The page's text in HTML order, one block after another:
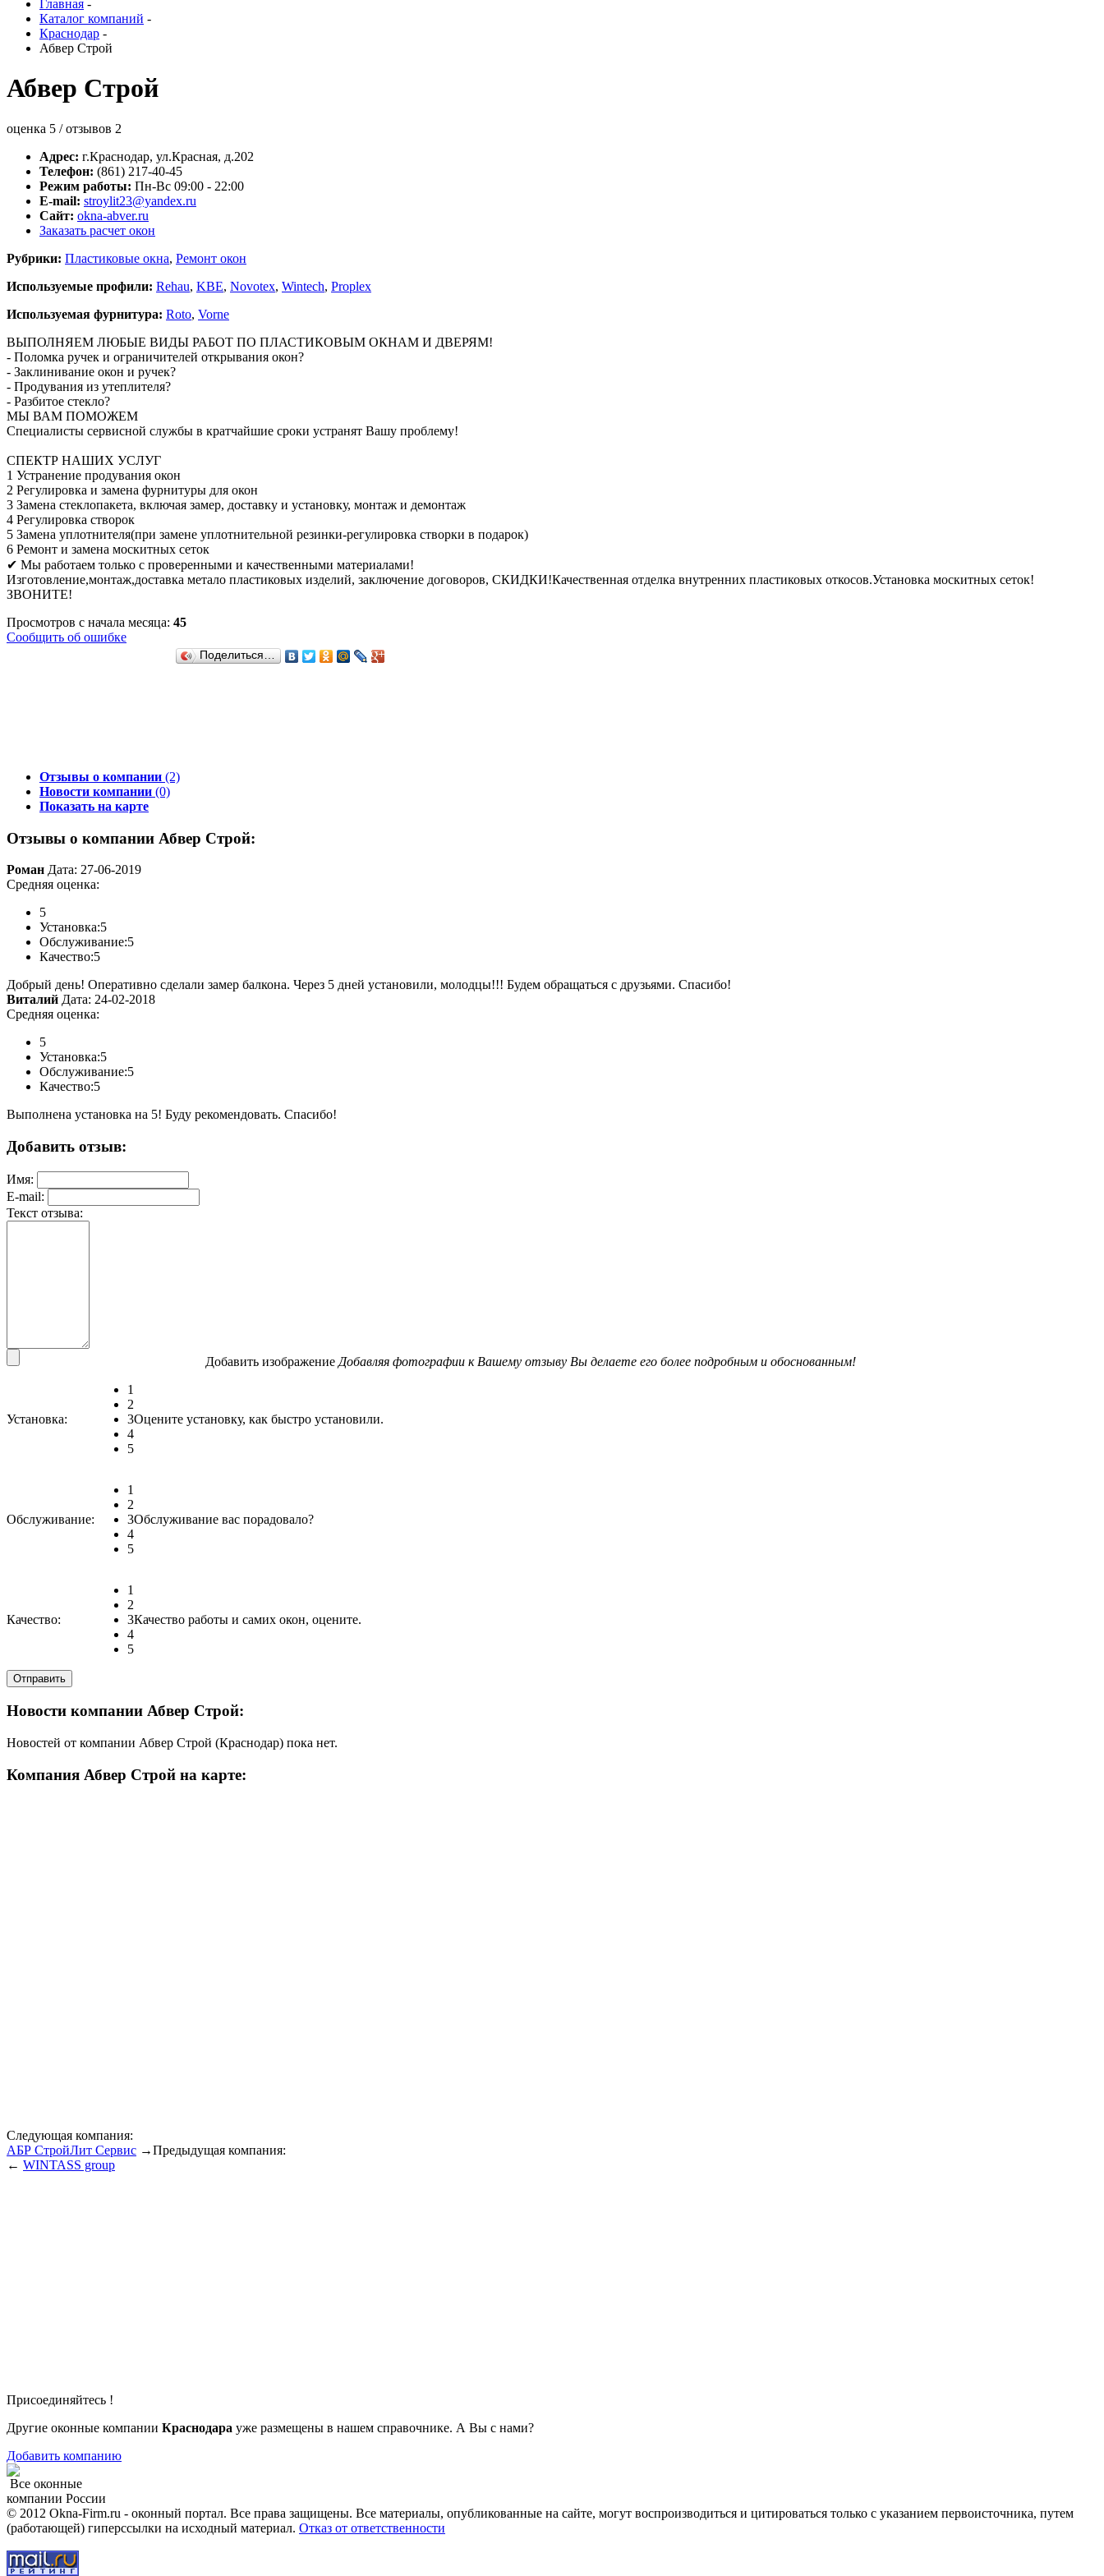
Главная -
Каталог компаний -
Краснодар -
Абвер Строй
Абвер Строй
оценка 5 / отзывов 2
Адрес: г.Краснодар, ул.Красная, д.202
Телефон: (861) 217-40-45
Режим работы: Пн-Вс 09:00 - 22:00
E-mail: stroylit23@yandex.ru
Сайт: okna-abver.ru
Заказать расчет окон
Рубрики: Пластиковые окна, Ремонт окон
Используемые профили: Rehau, KBE, Novotex, Wintech, Proplex
Используемая фурнитура: Roto, Vorne
ВЫПОЛНЯЕМ ЛЮБЫЕ ВИДЫ РАБОТ ПО ПЛАСТИКОВЫМ ОКНАМ И ДВЕРЯМ!
- Поломка ручек и ограничителей открывания окон?
- Заклинивание окон и ручек?
- Продувания из утеплителя?
- Разбитое стекло?
МЫ ВАМ ПОМОЖЕМ
Специалисты сервисной службы в кратчайшие сроки устранят Вашу проблему!
СПЕКТР НАШИХ УСЛУГ
1 Устранение продувания окон
2 Регулировка и замена фурнитуры для окон
3 Замена стеклопакета, включая замер, доставку и установку, монтаж и демонтаж
4 Регулировка створок
5 Замена уплотнителя(при замене уплотнительной резинки-регулировка створки в подарок)
6 Ремонт и замена москитных сеток
✔ Мы работаем только с проверенными и качественными материалами!
Изготовление,монтаж,доставка метало пластиковых изделий, заключение договоров, СКИДКИ!Качественная отделка внутренних пластиковых откосов.Установка москитных сеток!
ЗВОНИТЕ!
Просмотров с начала месяца: 45
Сообщить об ошибке
Поделиться…
Отзывы о компании (2)
Новости компании (0)
Показать на карте
Отзывы о компании Абвер Строй:
Роман Дата: 27-06-2019
Средняя оценка:
5
Установка:5
Обслуживание:5
Качество:5
Добрый день! Оперативно сделали замер балкона. Через 5 дней установили, молодцы!!! Будем обращаться с друзьями. Спасибо!
Виталий Дата: 24-02-2018
Средняя оценка:
5
Установка:5
Обслуживание:5
Качество:5
Выполнена установка на 5! Буду рекомендовать. Спасибо!
Добавить отзыв:
Имя:
E-mail:
Текст отзыва:
Добавить изображение Добавляя фотографии к Вашему отзыву Вы делаете его более подробным и обоснованным!
Установка:
1
2
3
4
5
Оцените установку, как быстро установили.
Обслуживание:
1
2
3
4
5
Обслуживание вас порадовало?
Качество:
1
2
3
4
5
Качество работы и самих окон, оцените.
Новости компании Абвер Строй:
Новостей от компании Абвер Строй (Краснодар) пока нет.
Компания Абвер Строй на карте:
Следующая компания:
АБР СтройЛит Сервис →Предыдущая компания:
← WINTASS group
Присоединяйтесь !
Другие оконные компании Краснодара уже размещены в нашем справочнике. А Вы с нами?
Добавить компанию
Все оконные
компании России
© 2012 Okna-Firm.ru - оконный портал. Все права защищены. Все материалы, опубликованные на сайте, могут воспроизводиться и цитироваться только с указанием первоисточника, путем
(работающей) гиперссылки на исходный материал. Отказ от ответственности